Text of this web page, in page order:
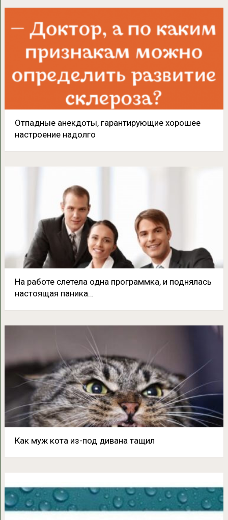
Отпадные анекдоты, гарантирующие хорошее
настроение надолго
На работе слетела одна программка, и поднялась
настоящая паника…
Как муж кота из-под дивана тащил